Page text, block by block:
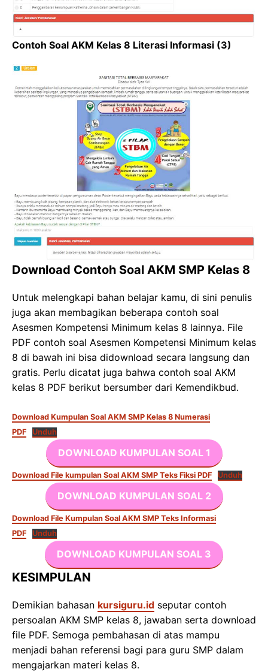
Contoh Soal AKM Kelas 8 Literasi Informasi (3)
Download Contoh Soal AKM SMP Kelas 8
Untuk melengkapi bahan belajar kamu, di sini penulis
juga akan membagikan beberapa contoh soal
Asesmen Kompetensi Minimum kelas 8 lainnya. File
PDF contoh soal Asesmen Kompetensi Minimum kelas
8 di bawah ini bisa didownload secara langsung dan
gratis. Perlu dicatat juga bahwa contoh soal AKM
kelas 8 PDF berikut bersumber dari Kemendikbud.
Download Kumpulan Soal AKM SMP Kelas 8 Numerasi
PDF
Unduh
DOWNLOAD KUMPULAN SOAL 1
Download File kumpulan Soal AKM SMP Teks Fiksi PDF Unduh
DOWNLOAD KUMPULAN SOAL 2
Download File Kumpulan Soal AKM SMP Teks Informasi
PDF
Unduh
DOWNLOAD KUMPULAN SOAL 3
KESIMPULAN
Demikian bahasan kursiguru.id seputar contoh
persoalan AKM SMP kelas 8, jawaban serta download
file PDF. Semoga pembahasan di atas mampu
menjadi bahan referensi bagi para guru SMP dalam
mengajarkan materi kelas 8.